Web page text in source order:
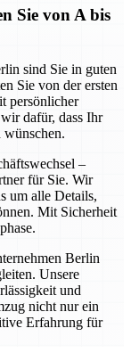
Sie von A bis
sind Sie in guten
Sie von der ersten
persönlicher
dafür, dass Ihr
–
für Sie. Wir
um alle Details,
Mit Sicherheit
Berlin
Unsere
und
nicht nur ein
Erfahrung für